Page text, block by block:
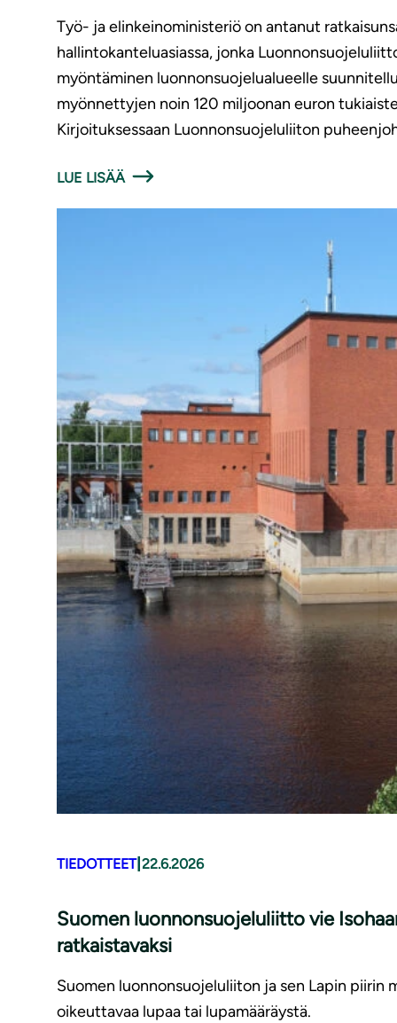
Työ- ja elinkeinoministeriö on antanut
hallintokanteluasiassa, jonka
myöntäminen luonnonsuojelualueelle
myönnettyjen noin 120 miljoonan euron
Kirjoituksessaan Luonnonsuojeluliiton
LUE LISÄÄ
TIEDOTTEET| 22.6.2026
Suomen luonnonsuojeluliitto vie
ratkaistavaksi
Suomen luonnonsuojeluliiton ja sen Lapin piirin
oikeuttavaa lupaa tai lupamääräystä.